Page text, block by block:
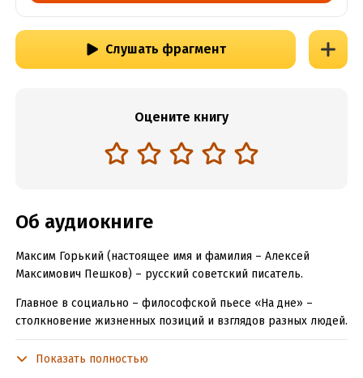
Слушать фрагмент
Оцените книгу
Об аудиокниге
Максим Горький (настоящее имя и фамилия – Алексей
Максимович Пешков) – русский советский писатель.
Главное в социально – философской пьесе «На дне» –
столкновение жизненных позиций и взглядов разных людей.
вопросом о двух видах гуманизма: гуманизм Луки призывает
Показать полностью